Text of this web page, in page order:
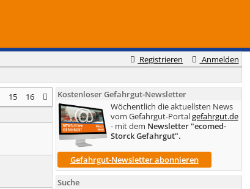
Registrieren Anmelden
15
16
Kostenloser Gefahrgut-Newsletter
Wöchentlich die aktuellsten News
vom Gefahrgut-Portalgefahrgut.de
- mit dem Newsletter "ecomed-
Storck Gefahrgut".
Gefahrgut-Newsletter abonnieren
Suche